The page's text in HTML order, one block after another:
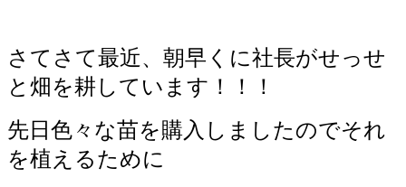
さてさて最近、朝早くに社長がせっせ
と畑を耕しています！！！
先日色々な苗を購入しましたのでそれ
を植えるために